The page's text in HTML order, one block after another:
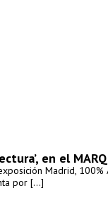
en el MARQ
Madrid, 100%
por [...]